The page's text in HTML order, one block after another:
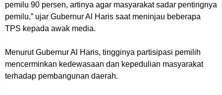
pemilu 90 persen, artinya agar masyarakat sadar pentingnya
pemilu,” ujar Gubernur Al Haris saat meninjau beberapa
TPS kepada awak media.
Menurut Gubernur Al Haris, tingginya partisipasi pemilih
mencerminkan kedewasaan dan kepedulian masyarakat
terhadap pembangunan daerah.